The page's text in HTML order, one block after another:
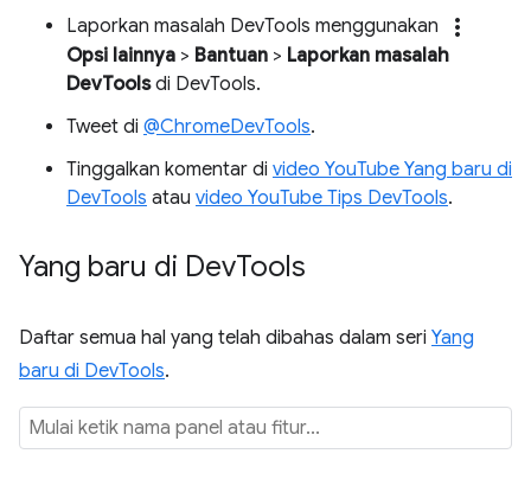
Laporkan masalah DevTools menggunakan
more_vert
Opsi lainnya > Bantuan > Laporkan masalah
DevToolsdi DevTools.
Tweet di @ChromeDevTools.
Tinggalkan komentar di video YouTube Yang baru di
DevTools atau video YouTube Tips DevTools.
Yang baru di DevTools
Daftar semua hal yang telah dibahas dalam seri Yang
baru di DevTools.